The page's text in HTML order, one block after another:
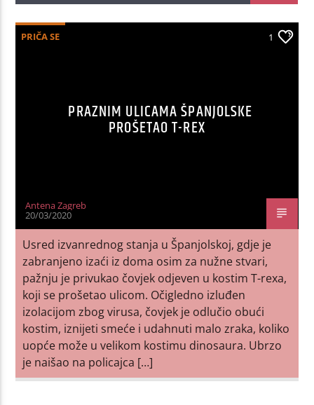
PRIČA SE 1
PRAZNIM ULICAMA ŠPANJOLSKE
PROŠETAO T-REX
Antena Zagreb
20/03/2020
Usred izvanrednog stanja u Španjolskoj, gdje je
zabranjeno izaći iz doma osim za nužne stvari,
pažnju je privukao čovjek odjeven u kostim T-rexa,
koji se prošetao ulicom. Očigledno izluđen
izolacijom zbog virusa, čovjek je odlučio obući
kostim, iznijeti smeće i udahnuti malo zraka, koliko
uopće može u velikom kostimu dinosaura. Ubrzo
je naišao na policajca […]